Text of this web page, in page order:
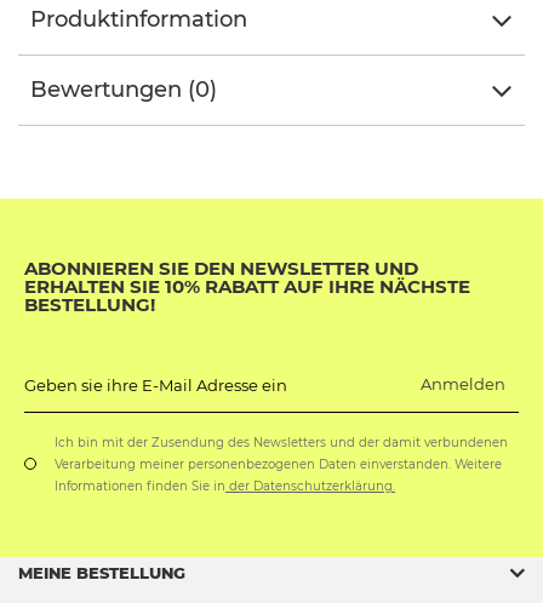
Produktinformation
Bewertungen (0)
ABONNIEREN SIE DEN NEWSLETTER UND
ERHALTEN SIE 10% RABATT AUF IHRE NÄCHSTE
BESTELLUNG!
Geben sie ihre E-Mail Adresse ein Anmelden
Ich bin mit der Zusendung des Newsletters und der damit verbundenen
Verarbeitung meiner personenbezogenen Daten einverstanden. Weitere
Informationen finden Sie in der Datenschutzerklärung.
MEINE BESTELLUNG